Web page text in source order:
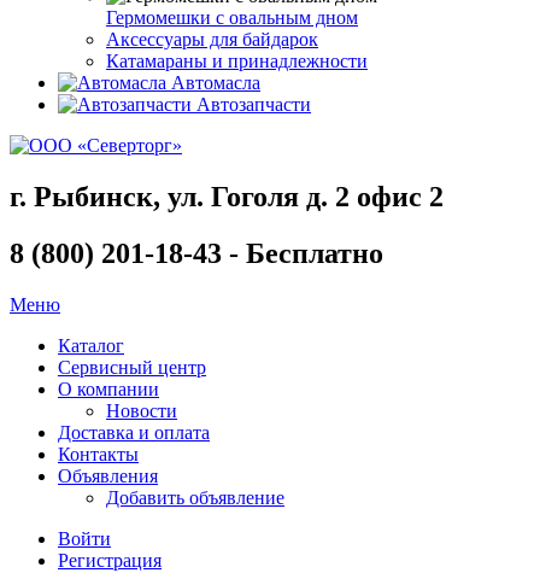
Гермомешки с овальным дном
Аксессуары для байдарок
Катамараны и принадлежности
Автомасла
Автозапчасти
г. Рыбинск, ул. Гоголя д. 2 офис 2
8 (800) 201-18-43 - Бесплатно
Меню
Каталог
Сервисный центр
О компании
Новости
Доставка и оплата
Контакты
Объявления
Добавить объявление
Войти
Регистрация